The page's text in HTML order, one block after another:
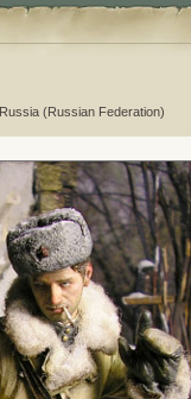
(Russian Federation)